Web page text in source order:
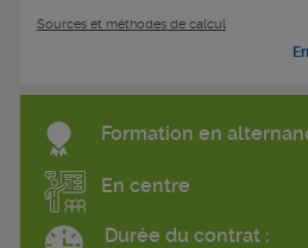
Sources et méthodes de calcul
Formation en
En centre
Durée du contrat :